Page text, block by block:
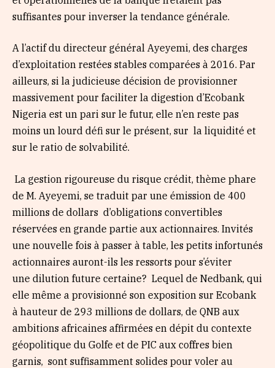
suffisantes pour inverser la tendance générale.
A l’actif du directeur général Ayeyemi, des charges
d’exploitation restées stables comparées à 2016. Par
ailleurs, si la judicieuse décision de provisionner
massivement pour faciliter la digestion d’Ecobank
Nigeria est un pari sur le futur, elle n’en reste pas
moins un lourd défi sur le présent, sur la liquidité et
sur le ratio de solvabilité.
La gestion rigoureuse du risque crédit, thème phare
de M. Ayeyemi, se traduit par une émission de 400
millions de dollars d’obligations convertibles
réservées en grande partie aux actionnaires. Invités
une nouvelle fois à passer à table, les petits infortunés
actionnaires auront-ils les ressorts pour s’éviter
une dilution future certaine? Lequel de Nedbank, qui
elle même a provisionné son exposition sur Ecobank
à hauteur de 293 millions de dollars, de QNB aux
ambitions africaines affirmées en dépit du contexte
géopolitique du Golfe et de PIC aux coffres bien
garnis, sont suffisamment solides pour voler au